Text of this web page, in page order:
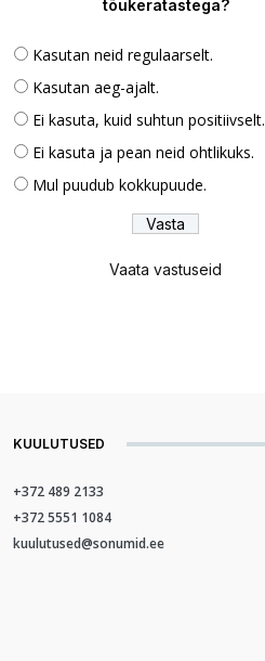
tõukeratastega?
Kasutan neid regulaarselt.
Kasutan aeg-ajalt.
Ei kasuta, kuid suhtun positiivselt.
Ei kasuta ja pean neid ohtlikuks.
Mul puudub kokkupuude.
Vaata vastuseid
KUULUTUSED
+372 489 2133
+372 5551 1084
kuulutused@sonumid.ee